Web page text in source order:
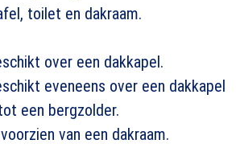
toilet en dakraam.
over een dakkapel.
eveneens over een dakkapel
een bergzolder.
van een dakraam.